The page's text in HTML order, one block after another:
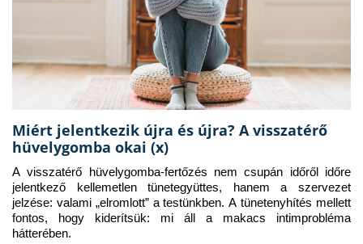
Miért jelentkezik újra és újra? A visszatérő
hüvelygomba okai (x)
A visszatérő hüvelygomba-fertőzés nem csupán időről időre
jelentkező kellemetlen tünetegyüttes, hanem a szervezet
jelzése: valami „elromlott” a testünkben. A tünetenyhítés mellett
fontos, hogy kiderítsük: mi áll a makacs intimprobléma
hátterében.